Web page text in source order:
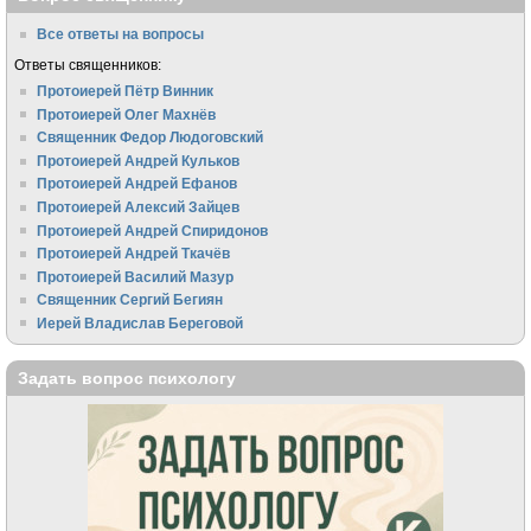
Все ответы на вопросы
Ответы священников:
Протоиерей Пётр Винник
Протоиерей Олег Махнёв
Священник Федор Людоговский
Протоиерей Андрей Кульков
Протоиерей Андрей Ефанов
Протоиерей Алексий Зайцев
Протоиерей Андрей Спиридонов
Протоиерей Андрей Ткачёв
Протоиерей Василий Мазур
Священник Сергий Бегиян
Иерей Владислав Береговой
Задать вопрос психологу